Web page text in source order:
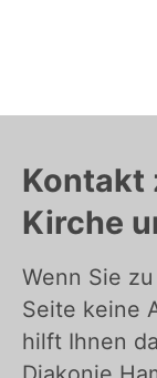
Kontakt
Kirche
Wenn Sie
Seite keine
hilft Ihnen